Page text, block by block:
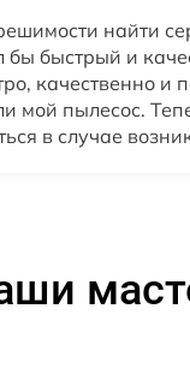
найти
бы быстрый и
качественно и
мой пылесос.
в случае